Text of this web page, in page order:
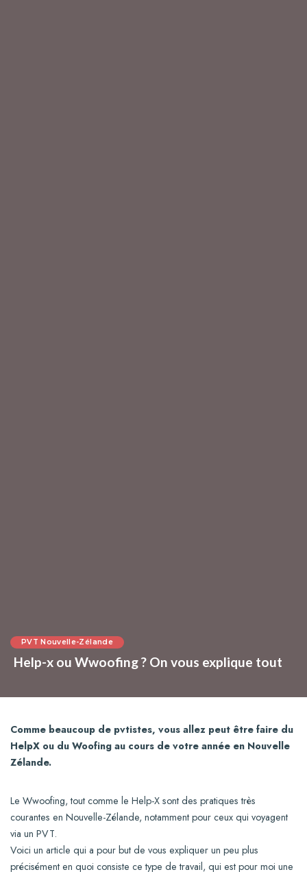
PVT Nouvelle-Zélande
Help-x ou Wwoofing ? On vous explique tout
Comme beaucoup de pvtistes, vous allez peut être faire du
HelpX ou du Woofing au cours de votre année en Nouvelle
Zélande.
Le Wwoofing, tout comme le Help-X sont des pratiques très
courantes en Nouvelle-Zélande, notamment pour ceux qui voyagent
via un PVT.
Voici un article qui a pour but de vous expliquer un peu plus
précisément en quoi consiste ce type de travail, qui est pour moi une